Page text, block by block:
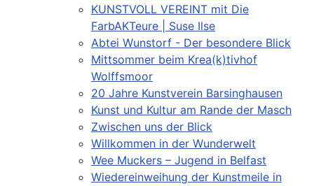
KUNSTVOLL VEREINT mit Die
FarbAKTeure | Suse Ilse
Abtei Wunstorf - Der besondere Blick
Mittsommer beim Krea(k)tivhof
Wolffsmoor
20 Jahre Kunstverein Barsinghausen
Kunst und Kultur am Rande der Masch
Zwischen uns der Blick
Willkommen in der Wunderwelt
Wee Muckers – Jugend in Belfast
Wiedereinweihung der Kunstmeile in